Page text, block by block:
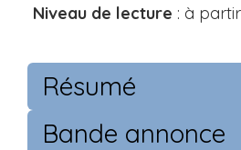
Niveau de lecture : à
Résumé
Bande annonce